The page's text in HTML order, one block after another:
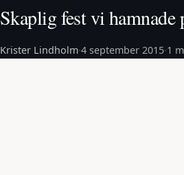
Skaplig fest vi hamnade
Krister Lindholm·4 september 2015·1